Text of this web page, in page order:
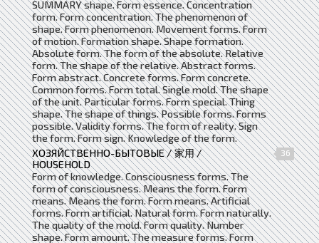
SUMMARY shape. Form essence. Concentration
form. Form concentration. The phenomenon of
shape. Form phenomenon. Movement forms. Form
of motion. Formation shape. Shape formation.
Absolute form. The form of the absolute. Relative
form. The shape of the relative. Abstract forms.
Form abstract. Concrete forms. Form concrete.
Common forms. Form total. Single mold. The shape
of the unit. Particular forms. Form special. Thing
shape. The shape of things. Possible forms. Forms
possible. Validity forms. The form of reality. Sign
the form. Form sign. Knowledge of the form.
ХОЗЯЙСТВЕННО-БЫТОВЫЕ / 家用 /
HOUSEHOLD
36
Form of knowledge. Consciousness forms. The
form of consciousness. Means the form. Form
means. Means the form. Form means. Artificial
forms. Form artificial. Natural form. Form naturally.
The quality of the mold. Form quality. Number
shape. Form amount. The measure forms. Form